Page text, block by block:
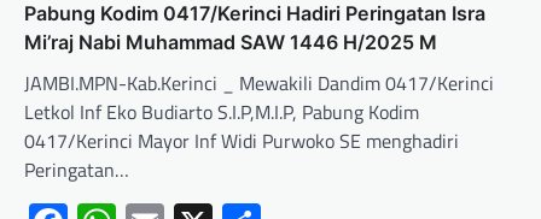
Pabung Kodim 0417/Kerinci Hadiri Peringatan Isra
Mi’raj Nabi Muhammad SAW 1446 H/2025 M
JAMBI.MPN-Kab.Kerinci _ Mewakili Dandim 0417/Kerinci
Letkol Inf Eko Budiarto S.I.P,M.I.P, Pabung Kodim
0417/Kerinci Mayor Inf Widi Purwoko SE menghadiri
Peringatan…